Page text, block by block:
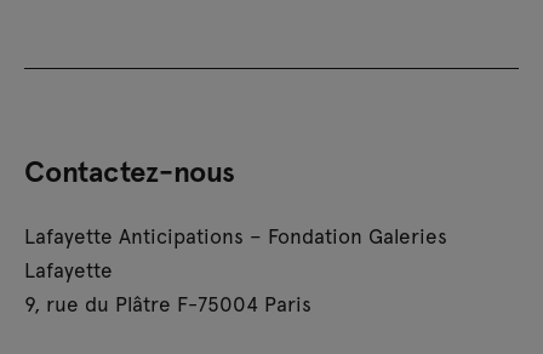
Contactez-nous
Lafayette Anticipations – Fondation Galeries
Lafayette
9, rue du Plâtre F-75004 Paris